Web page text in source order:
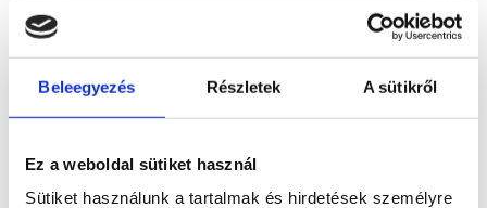
Beleegyezés Részletek A sütikről
Ez a weboldal sütiket használ
Sütiket használunk a tartalmak és hirdetések személyre
Power/ Teljesítmény Kw Swept volume